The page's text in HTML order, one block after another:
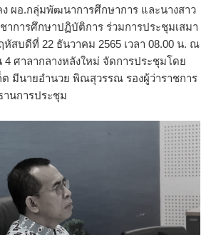
ผอ.กลุ่มพัฒนาการศึกษาการ และนางสาว
การศึกษาปฏิบัติการ ร่วมการประชุมเสมา
สบดีที่​ 22​ ธันวาคม​ 2565​ เวลา​ 08.00 น.​ ณ​
ศาลากลางหลังใหม่​ จัดการประชุมโดย
ต มีนายอำนวย พิณสุวรรณ รองผู้ว่าราชการ
านการประชุม